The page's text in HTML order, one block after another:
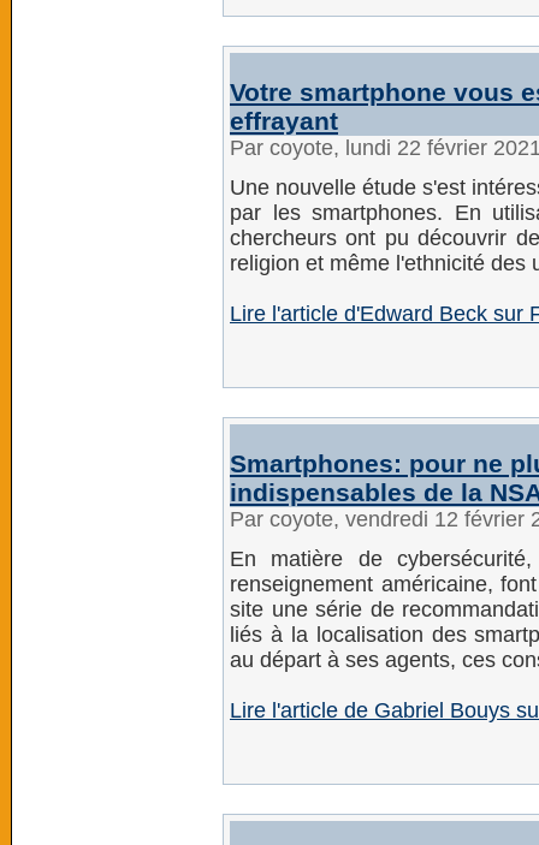
Votre smartphone vous
effrayant
Par coyote, lundi 22 février
Une nouvelle étude s'est
par les smartphones. En
chercheurs ont pu découvrir
religion et même l'ethnicité des
Lire l'article d'Edward Beck sur
Smartphones: pour ne
indispensables de la
Par coyote, vendredi 12 février
En matière de
renseignement américaine,
site une série de
liés à la localisation des
au départ à ses agents, ces
Lire l'article de Gabriel Bouys